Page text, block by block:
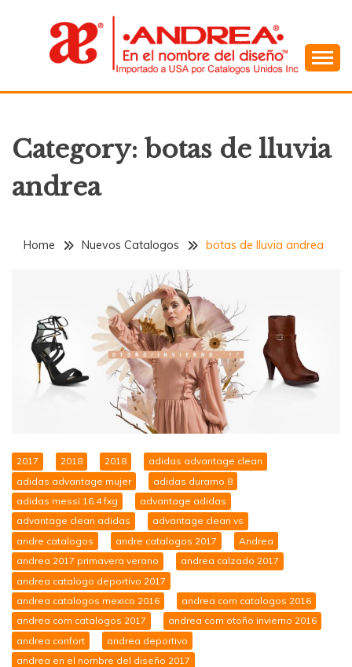
ANDREA
Category: botas de lluvia
andrea
Home Nuevos Catalogos botas de lluvia andrea
2017 2018 2018
adidas advantage clean
adidas advantage mujer
adidas duramo 8
adidas messi 16.4 fxg
advantage adidas
advantage clean adidas
advantage clean vs
andre catalogos
andre catalogos 2017
Andrea
andrea 2017 primavera verano
andrea calzado 2017
andrea catalogo deportivo 2017
andrea catalogos mexico 2016
andrea com catalogos 2016
andrea com catalogos 2017
andrea com otoño invierno 2016
andrea confort
andrea deportivo
andrea en el nombre del diseño 2017